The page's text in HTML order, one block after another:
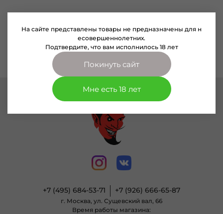
По вашему запросу ничего не найдено
+7 (495) 684-53-71 +7 (926) 666-65-87
г. Москва, ул. Сущевский вал, 66
Время работы магазина:
На сайте представлены товары не предназначены для н
есовершеннолетних.
Подтвердите, что вам исполнилось 18 лет
Покинуть сайт
Мне есть 18 лет